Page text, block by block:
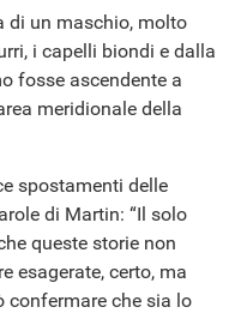
di un maschio, molto
i capelli biondi e dalla
fosse ascendente a
meridionale della
spostamenti delle
di Martin: “Il solo
queste storie non
esagerate, certo, ma
confermare che sia lo